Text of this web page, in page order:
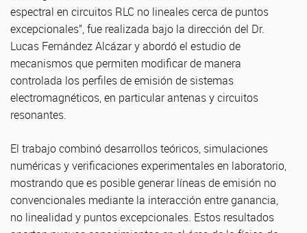
espectral en circuitos RLC no lineales cerca de puntos
excepcionales”, fue realizada bajo la dirección del Dr.
Lucas Fernández Alcázar y abordó el estudio de
mecanismos que permiten modificar de manera
controlada los perfiles de emisión de sistemas
electromagnéticos, en particular antenas y circuitos
resonantes.
El trabajo combinó desarrollos teóricos, simulaciones
numéricas y verificaciones experimentales en laboratorio,
mostrando que es posible generar líneas de emisión no
convencionales mediante la interacción entre ganancia,
no linealidad y puntos excepcionales. Estos resultados